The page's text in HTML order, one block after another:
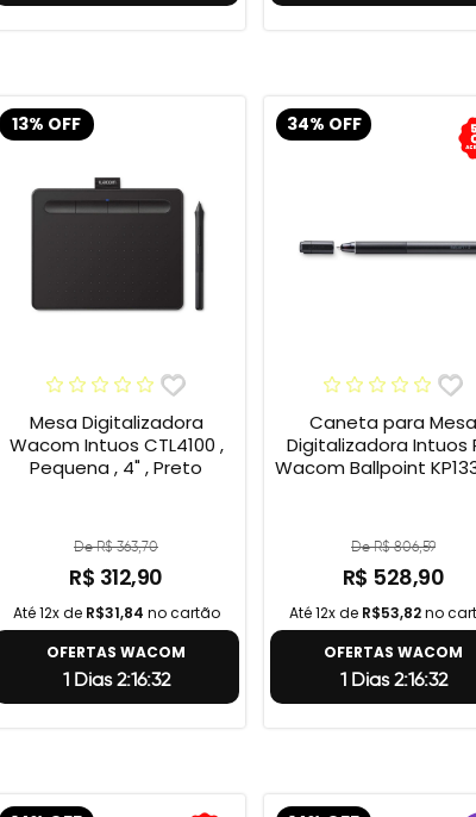
13% OFF
Mesa Digitalizadora
Wacom Intuos CTL4100 ,
Pequena , 4" , Preto
De R$ 363,70
R$ 312,90
Até 12x de R$31,84 no cartão
OFERTAS WACOM
1 Dias 2:16:31
34% OFF
Caneta para Mesa
Digitalizadora Intuos
Wacom Ballpoint
De R$ 806,59
R$ 528,90
Até 12x de R$53,82no
OFERTAS WACOM
1 Dias 2:16:31